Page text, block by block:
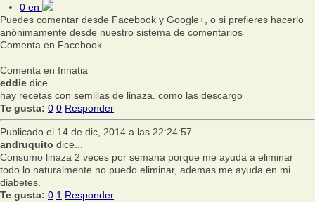
0 en
Puedes comentar desde Facebook y Google+, o si prefieres hacerlo
anónimamente desde nuestro sistema de comentarios
Comenta en Facebook
Comenta en Innatia
eddie dice...
hay recetas con semillas de linaza. como las descargo
Te gusta: 0 0 Responder
Publicado el 14 de dic, 2014 a las 22:24:57
andruquito dice...
Consumo linaza 2 veces por semana porque me ayuda a eliminar
todo lo naturalmente no puedo eliminar, ademas me ayuda en mi
diabetes.
Te gusta: 0 1 Responder